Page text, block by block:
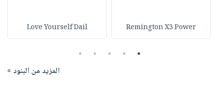
Remington X3 Power
Love Yourself Dail
1
2
3
4
5
المزيد من البنود »